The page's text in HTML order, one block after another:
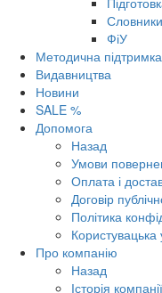
Словники
ФіУ
Методична підтримка
Видавництва
Новини
SALE %
Допомога
Назад
Умови
Оплата і
Договір
Політика
Користувацька
Про компанію
Назад
Історія компанії